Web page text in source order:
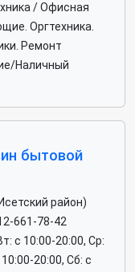
/ Офисная
Оргтехника.
Ремонт
Наличный
бытовой
район)
661-78-42
c 10:00-20:00, Ср:
20:00, Сб: c